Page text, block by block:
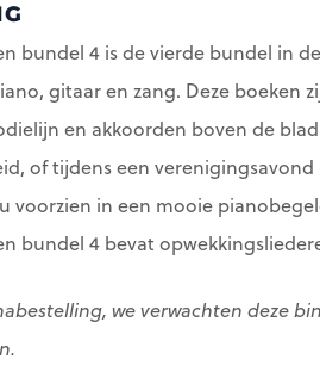
bundel 4 is de vierde bundel in
gitaar en zang. Deze boeken
en akkoorden boven de
of tijdens een
voorzien in een mooie
bundel 4 bevat
we verwachten deze